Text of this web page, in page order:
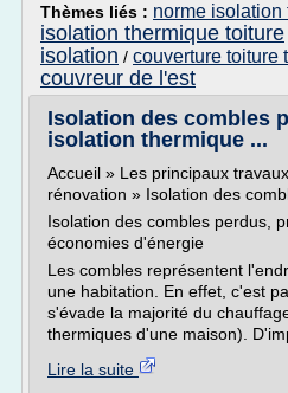
Thèmes liés : norme isolation
isolation thermique toiture
isolation / couverture toiture
couvreur de l'est
Isolation des combles
isolation thermique ...
Accueil » Les principaux
rénovation » Isolation des
Isolation des combles perdus,
économies d'énergie
Les combles représentent
une habitation. En effet, c'est
s'évade la majorité du
thermiques d'une maison).
Lire la suite